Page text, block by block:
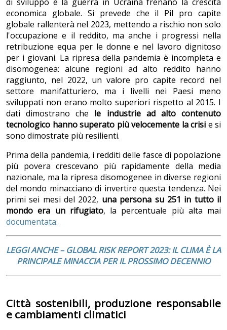
di sviluppo e la guerra in Ucraina frenano la crescita
economica globale. Si prevede che il Pil pro capite
globale rallenterà nel 2023, mettendo a rischio non solo
l'occupazione e il reddito, ma anche i progressi nella
retribuzione equa per le donne e nel lavoro dignitoso
per i giovani. La ripresa della pandemia è incompleta e
disomogenea: alcune regioni ad alto reddito hanno
raggiunto, nel 2022, un valore pro capite record nel
settore manifatturiero, ma i livelli nei Paesi meno
sviluppati non erano molto superiori rispetto al 2015. I
dati dimostrano che le industrie ad alto contenuto
tecnologico hanno superato più velocemente la crisi e si
sono dimostrate più resilienti.
Prima della pandemia, i redditi delle fasce di popolazione
più povera crescevano più rapidamente della media
nazionale, ma la ripresa disomogenee in diverse regioni
del mondo minacciano di invertire questa tendenza. Nei
primi sei mesi del 2022, una persona su 251 in tutto il
mondo era un rifugiato, la percentuale più alta mai
documentata.
LEGGI ANCHE – GLOBAL RISK REPORT 2023: IL CLIMA È LA
PRINCIPALE MINACCIA PER IL PROSSIMO DECENNIO
Città sostenibili, produzione responsabile
e cambiamenti climatici